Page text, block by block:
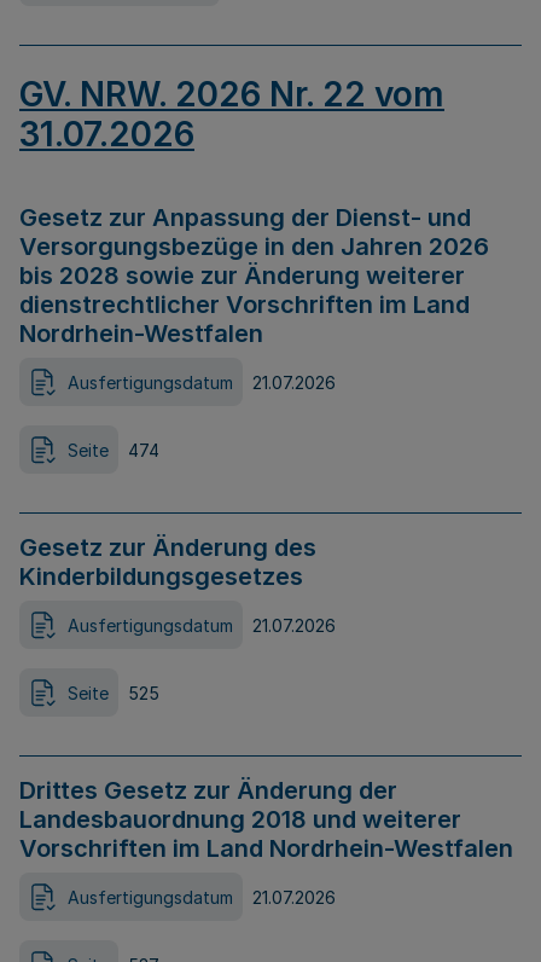
GV. NRW. 2026 Nr. 22 vom
31.07.2026
Gesetz zur Anpassung der Dienst- und
Versorgungsbezüge in den Jahren 2026
bis 2028 sowie zur Änderung weiterer
dienstrechtlicher Vorschriften im Land
Nordrhein-Westfalen
Ausfertigungsdatum 21.07.2026
Seite 474
Gesetz zur Änderung des
Kinderbildungsgesetzes
Ausfertigungsdatum 21.07.2026
Seite 525
Drittes Gesetz zur Änderung der
Landesbauordnung 2018 und weiterer
Vorschriften im Land Nordrhein-Westfalen
Ausfertigungsdatum 21.07.2026